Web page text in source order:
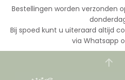
Bestellingen worden verzonden
Bij spoed kunt u uiteraard altijd
via Whatsapp